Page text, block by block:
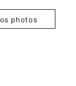
photos